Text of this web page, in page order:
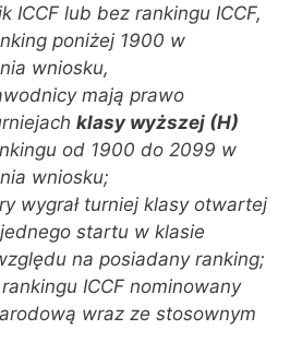
ICCF lub bez rankingu ICCF,
poniżej 1900 w
wniosku,
mają prawo
klasy wyższej (H)
od 1900 do 2099 w
wniosku;
wygrał turniej klasy otwartej
startu w klasie
na posiadany ranking;
ICCF nominowany
wraz ze stosownym